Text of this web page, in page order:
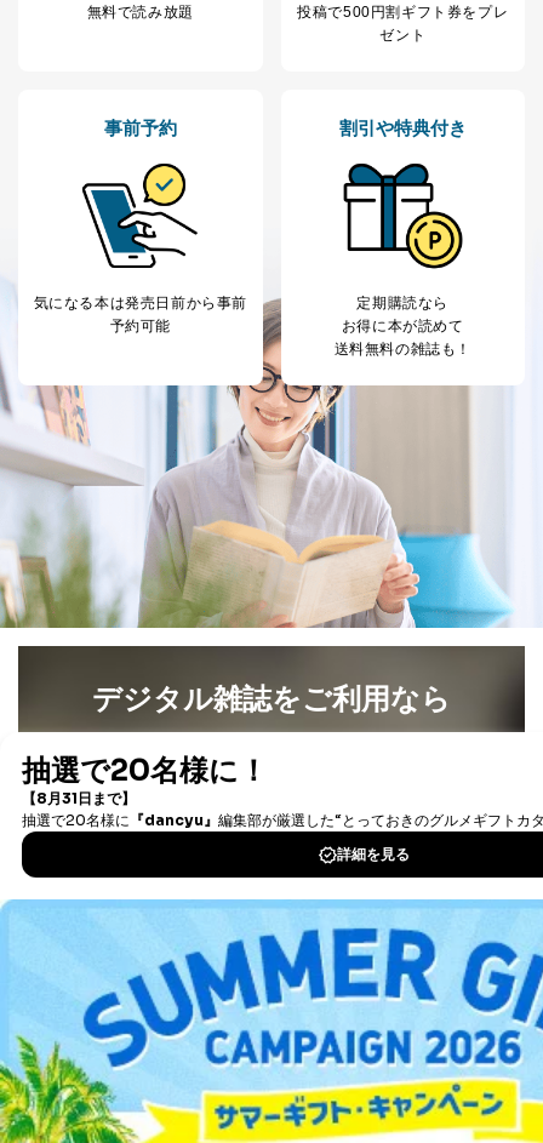
無料で読み放題
投稿で500円割ギフト券をプレ
ゼント
事前予約
気になる本は発売日前から事前
予約可能
割引や特典付き
定期購読なら
お得に本が読めて
送料無料の雑誌も！
デジタル雑誌をご利用なら
書籍）が無料で読み放題！
DOWNLOAD FOR IOS
DOWNLOAD FOR ANDROID
ご利用方法はこちら
総合案内